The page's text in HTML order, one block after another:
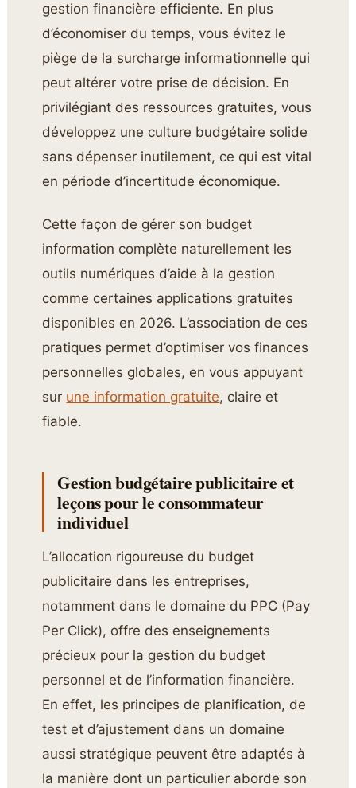
gestion financière efficiente. En plus
d’économiser du temps, vous évitez le
piège de la surcharge informationnelle qui
peut altérer votre prise de décision. En
privilégiant des ressources gratuites, vous
développez une culture budgétaire solide
sans dépenser inutilement, ce qui est vital
en période d’incertitude économique.
Cette façon de gérer son budget
information complète naturellement les
outils numériques d’aide à la gestion
comme certaines applications gratuites
disponibles en 2026. L’association de ces
pratiques permet d’optimiser vos finances
personnelles globales, en vous appuyant
sur une information gratuite, claire et
fiable.
Gestion budgétaire publicitaire et
leçons pour le consommateur
individuel
L’allocation rigoureuse du budget
publicitaire dans les entreprises,
notamment dans le domaine du PPC (Pay
Per Click), offre des enseignements
précieux pour la gestion du budget
personnel et de l’information financière.
En effet, les principes de planification, de
test et d’ajustement dans un domaine
aussi stratégique peuvent être adaptés à
la manière dont un particulier aborde son